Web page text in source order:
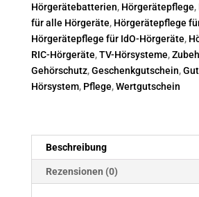
Hörgerätebatterien, Hörgerätepflege,
für alle Hörgeräte, Hörgerätepflege
Hörgerätepflege für IdO-Hörgeräte,
RIC-Hörgeräte,TV-Hörsysteme,
Gehörschutz,Geschenkgutschein,
Hörsystem, Pflege,Wertgutschein
Beschreibung
Rezensionen (0)